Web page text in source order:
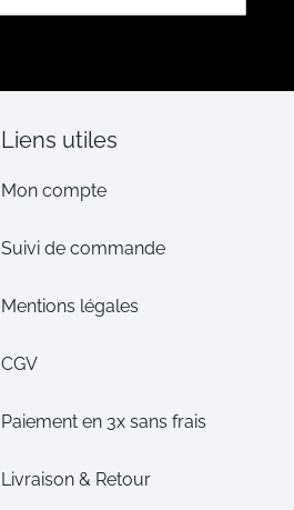
Liens utiles
Mon compte
Suivi de commande
Mentions légales
CGV
Paiement en 3x sans frais
Livraison & Retour